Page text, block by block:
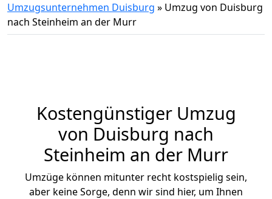
Umzugsunternehmen Duisburg » Umzug von Duisburg
nach Steinheim an der Murr
Kostengünstiger Umzug
von Duisburg nach
Steinheim an der Murr
Umzüge können mitunter recht kostspielig sein,
aber keine Sorge, denn wir sind hier, um Ihnen